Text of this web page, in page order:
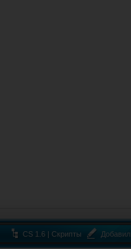
CS 1.6 | Скрипты Добавил: